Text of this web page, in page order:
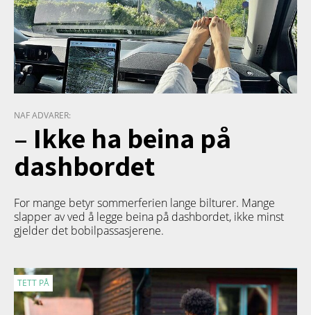
NAF ADVARER:
– Ikke ha beina på
dashbordet
For mange betyr sommerferien lange bilturer. Mange
slapper av ved å legge beina på dashbordet, ikke minst
gjelder det bobilpassasjerene.
TETT PÅ